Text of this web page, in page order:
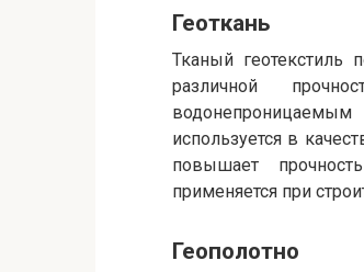
Геоткань
Тканый геотекстиль
различной
используется в
повышает
применяется при
Геополотно